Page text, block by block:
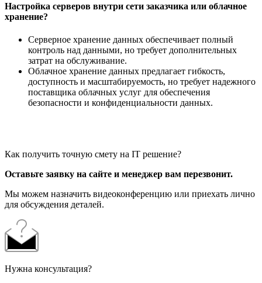
Настройка серверов внутри сети заказчика или облачное
хранение?
Серверное хранение данных обеспечивает полный
контроль над данными, но требует дополнительных
затрат на обслуживание.
Облачное хранение данных предлагает гибкость,
доступность и масштабируемость, но требует надежного
поставщика облачных услуг для обеспечения
безопасности и конфиденциальности данных.
Как получить точную смету на IT решение?
Оставьте заявку на сайте и менеджер вам перезвонит.
Мы можем назначить видеоконференцию или приехать лично
для обсуждения деталей.
Нужна консультация?